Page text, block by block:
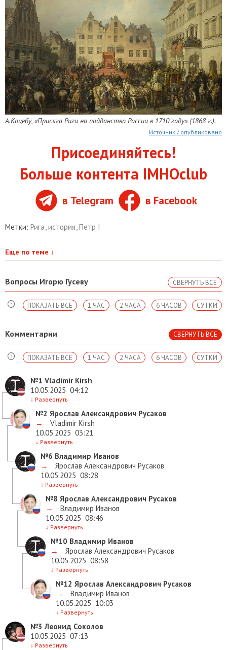
А.Коцебу, «Присяга Риги на подданство России в 1710 году» (1868 г.).
Источник / опубликовано
Присоединяйтесь!
Больше контента IMHOclub
в Telegram в Facebook
Метки: Рига,история,Петр I
Еще по теме ↓
Вопросы Игорю Гусеву СВЕРНУТЬ ВСЕ
СУТКИ
6 ЧАСОВ
2 ЧАСА
1 ЧАС
ПОКАЗАТЬ ВСЕ
Комментарии СВЕРНУТЬ ВСЕ
СУТКИ
6 ЧАСОВ
2 ЧАСА
1 ЧАС
ПОКАЗАТЬ ВСЕ
№1 Vladimir Kirsh
10.05.2025 04:12
↓ Развернуть
№2 Ярослав Александрович Русаков
→
Vladimir Kirsh
10.05.2025 03:21
↓ Развернуть
№6 Владимир Иванов
→
Ярослав Александрович Русаков
10.05.2025 08:28
↓ Развернуть
№8 Ярослав Александрович Русаков
→
Владимир Иванов
10.05.2025 08:46
↓ Развернуть
№10 Владимир Иванов
→
Ярослав Александрович Русаков
10.05.2025 08:58
↓ Развернуть
№12 Ярослав Александрович Русаков
→
Владимир Иванов
10.05.2025 10:03
↓ Развернуть
№3 Леонид Соколов
10.05.2025 07:13
↓ Развернуть